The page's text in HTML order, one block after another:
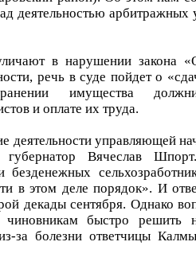
деятельностью
в нарушении закона
речь в суде пойдет о
имущества
и оплате их труда.
деятельности управляющей
губернатор Вячеслав
в этом деле порядок». И
декады сентября. Однако
чиновникам быстро
за болезни ответчицы